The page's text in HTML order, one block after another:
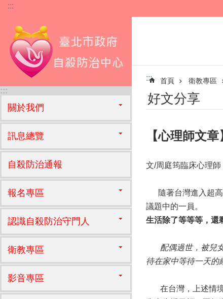
跳到主要內容區塊
:::
:::
關於我們
訊息總覽
自殺防治通報
報名專區
認識自殺防治守門人
衛教專區
影音專區
::: 首頁 衛教專區
好文分享
【心理師文
文/周庭筠臨床心理師
隨著台灣進入超高
議題中的一員。
生活除了等等等，還
配偶過世，被兒女
待在家中等待一天的
在台灣，上述情境